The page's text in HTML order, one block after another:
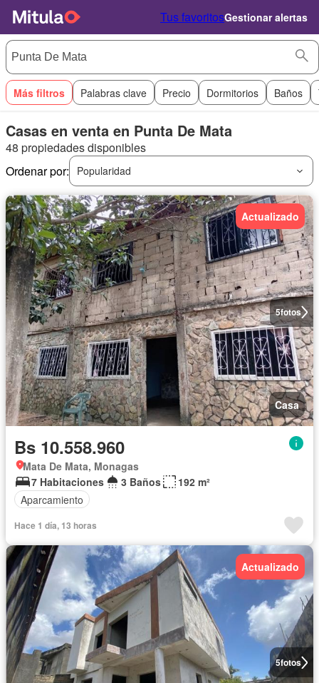
Tus favoritosGestionar alertas
Más filtros Palabras clave Precio Dormitorios Baños
Casas en venta en Punta De Mata
48 propiedades disponibles
Ordenar por:
Popularidad
5fotos
Actualizado
Casa
Bs 10.558.960
Mata De Mata, Monagas
7 Habitaciones
3 Baños
192 m²
Aparcamiento
Hace 1 día, 13 horas
5fotos
Actualizado